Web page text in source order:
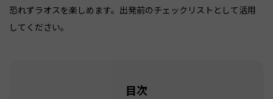
恐れずラオスを楽しめます。出発前のチェックリストとして活用
してください。
目次